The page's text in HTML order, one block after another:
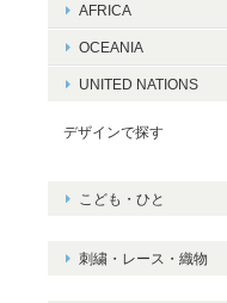
AFRICA
OCEANIA
UNITED NATIONS
デザインで探す
こども・ひと
刺繍・レース・織物